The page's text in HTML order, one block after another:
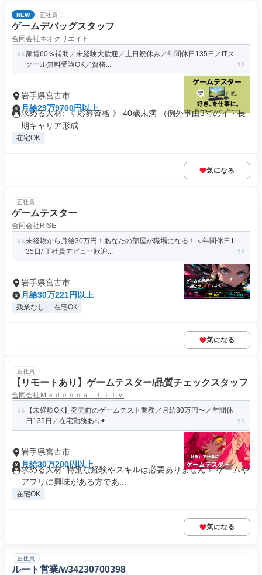
NEW 正社員
ゲームデバッグスタッフ
合同会社ネオクリエイト
家賃60％補助／未経験大歓迎／土日祝休み／年間休日135日／ITス
クール無料受講OK／資格...
岩手県宮古市
月給29万9700円以上
求める人材: 《 応募資格 》 40歳未満 （例外事由3号のイ・長
期キャリア形成...
在宅OK
気になる
正社員
ゲームテスター
合同会社RISE
未経験から月給30万円！あなたの部屋が職場になる！＜年間休日1
35日/ 正社員デビュー歓迎...
岩手県宮古市
月給30万221円以上
残業なし 在宅OK
気になる
正社員
【リモートあり】ゲームテスター/品質チェックスタッフ
合同会社Ｍａｄｏｎｎａ Ｌｉｌｙ
【未経験OK】発売前のゲームテスト業務／月給30万円〜／年間休
日135日／在宅勤務あり◉
岩手県宮古市
月給30万200円以上
求める人材: 特別な経験やスキルは必要ありません！ ゲームや
アプリに興味がある方であ...
在宅OK
気になる
正社員
ルート営業/w34230700398